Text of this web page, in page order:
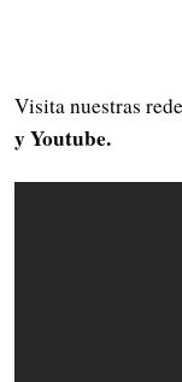
Visita nuestras
y Youtube.